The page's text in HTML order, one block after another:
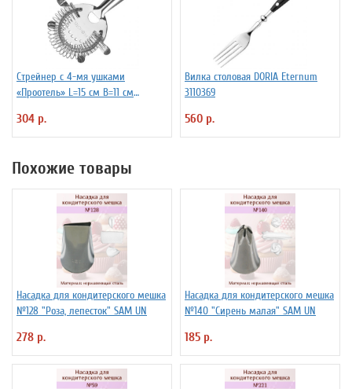
Стрейнер с 4-мя ушками
«Проотель» L=15 см B=11 см
304 р.
Вилка столовая DORIA Eternum
3110369
560 р.
Похожие товары
Насадка для кондитерского мешка
№128 "Роза, лепесток" SAM UN
278 р.
Насадка для кондитерского мешка
№140 "Сирень малая" SAM UN
185 р.